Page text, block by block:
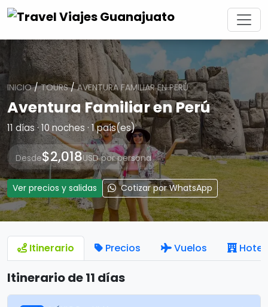
INICIO/TOURS/AVENTURA FAMILIAR EN PERÚ
Aventura Familiar en Perú
11 días · 10 noches · 1 país(es)
Desde$2,018USD por persona
Ver precios y salidas Cotizar por WhatsApp
Itinerario Precios Vuelos
Itinerario de 11 días